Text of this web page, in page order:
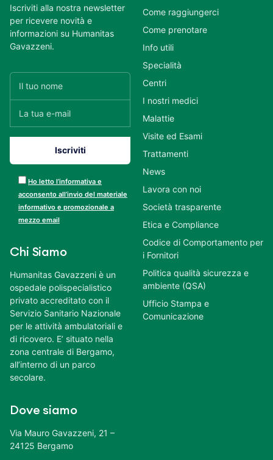
Iscriviti alla nostra newsletter
per ricevere novità e
informazioni su Humanitas
Gavazzeni.
Ho letto l’informativa e
acconsento all’invio del materiale
informativo e promozionale a
mezzo email
Chi Siamo
Humanitas Gavazzeni è un
ospedale polispecialistico
privato accreditato con il
Servizio Sanitario Nazionale
per le attività ambulatoriali e
di ricovero. E’ situato nella
zona centrale di Bergamo,
all’interno di un parco
secolare.
Dove siamo
Via Mauro Gavazzeni, 21 –
24125 Bergamo
Come raggiungerci
Come prenotare
Info utili
Specialità
Centri
I nostri medici
Malattie
Visite ed Esami
Trattamenti
News
Lavora con noi
Società trasparente
Etica e Compliance
Codice di Comportamento per
i Fornitori
Politica qualità sicurezza e
ambiente (QSA)
Ufficio Stampa e
Comunicazione